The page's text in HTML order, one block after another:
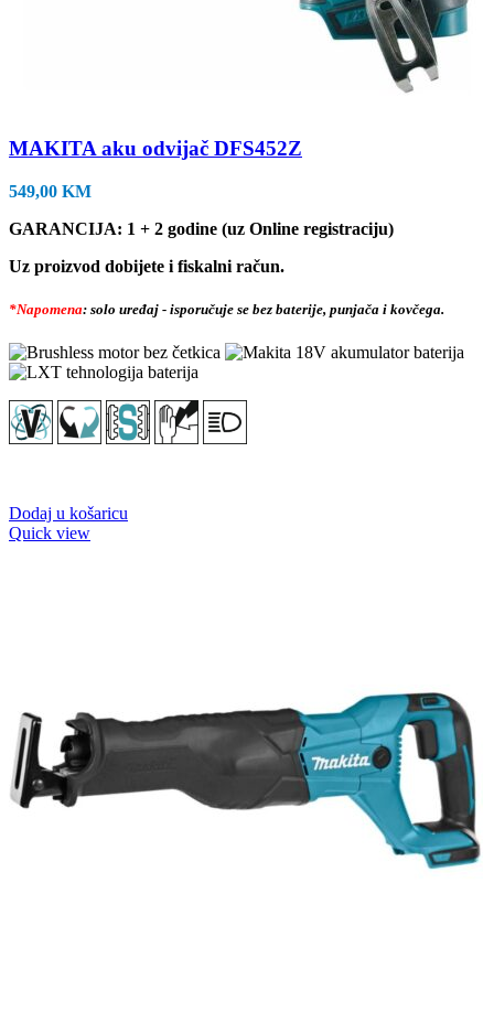
MAKITA aku odvijač DFS452Z
549,00 KM
GARANCIJA: 1 + 2 godine (uz Online registraciju)
Uz proizvod dobijete i fiskalni račun.
*Napomena: solo uređaj - isporučuje se bez baterije, punjača i kovčega.
Dodaj u košaricu
Quick view